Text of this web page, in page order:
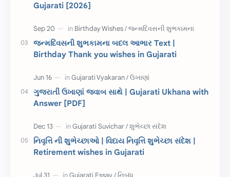
સ્પીચ ગુજરાતી
રક્ષાબંધન 26 જાન્યુઆરી
જાણવા જેવું ધોરણ 8
શિક્ષક દિવસ ઉત્તરાયણ
કહેવતો
Gujarati Slogans Gujarati Speech
ગુજરાતી વ્યાકરણ
જ્ઞાન સાધના પરીક્ષા Lekhan
Gujarati [2026]
જન્મદિવસની શુભકામના બદલ આભાર Text |
Birthday Thank you wishes in Gujarati
ગુજરાતી ઉખાણાં જવાબ સાથે | Gujarati Ukhana with
Answer [PDF]
નિવૃત્તિ ની શુભેચ્છાઓ | વિદાય નિવૃત્તિ શુભેચ્છા સંદેશ |
Retirement wishes in Gujarati